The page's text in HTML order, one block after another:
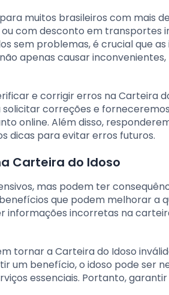
muitos brasileiros com mais
com desconto em transportes
sem problemas, é crucial que
apenas causar
e corrigir erros na Carteira
correções e
online. Além disso,
dicas para evitar erros futuros.
Carteira do Idoso
mas podem ter
que podem melhorar a
informações incorretas na
tornar a Carteira do Idoso
benefício, o idoso pode ser
essenciais. Portanto,